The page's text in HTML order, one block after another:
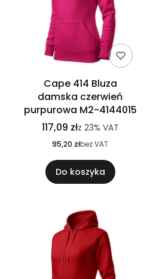
Cape 414 Bluza
damska czerwień
purpurowa M2-4144015
117,09 złz 23% VAT
95,20 złbez VAT
Do koszyka